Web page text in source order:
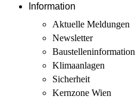
Information
Aktuelle Meldungen
Newsletter
Baustellen­information
Klimaanlagen
Sicherheit
Kernzone Wien